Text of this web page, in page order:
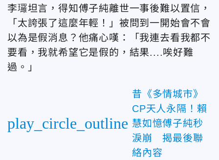
李㼈坦言，得知傅子純離世一事後難以置信，
「太誇張了這麼年輕！」被問到一開始會不會
以為是假消息？他痛心嘆：「我連去看我都不
要看，我就希望它是假的，結果....唉好難
過。」
play_circle_outline
昔《多情城市》
CP天人永隔！賴
慧如憶傅子純秒
淚崩 揭最後聯
絡內容